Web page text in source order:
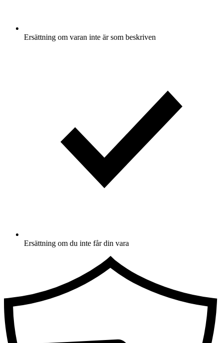
Ersättning om varan inte är som beskriven
Ersättning om du inte får din vara